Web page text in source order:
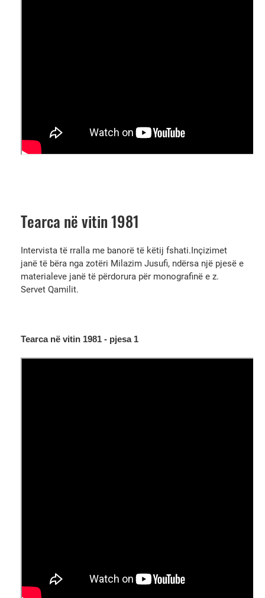
Tearca në vitin 1981
Intervista të rralla me banorë të këtij fshati.Inçizimet
janë të bëra nga zotëri Milazim Jusufi, ndërsa një pjesë e
materialeve janë të përdorura për monografinë e z.
Servet Qamilit.
Tearca në vitin 1981 - pjesa 1